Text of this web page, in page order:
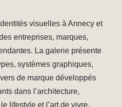
visuelles à Annecy et
entreprises, marques,
La galerie présente
systèmes graphiques,
de marque développés
dans l’architecture,
le lifestyle et l’art de vivre.